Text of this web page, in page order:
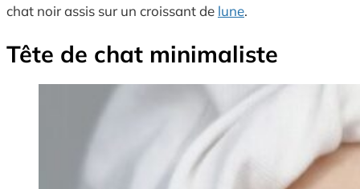
chat noir assis sur un croissant de lune.
Tête de chat minimaliste